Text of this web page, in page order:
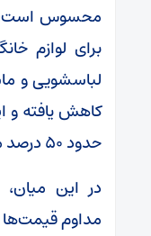
محسوس است؛
برای لوازم
کاهش یافته و
حدود ۵۰ درصد می‌رسد.
در این
مداوم